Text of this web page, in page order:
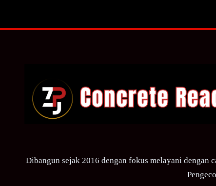
Dibangun sejak 2016 dengan fokus melayani dengan